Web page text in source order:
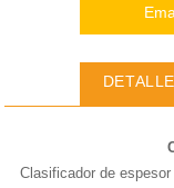
Clasificador de